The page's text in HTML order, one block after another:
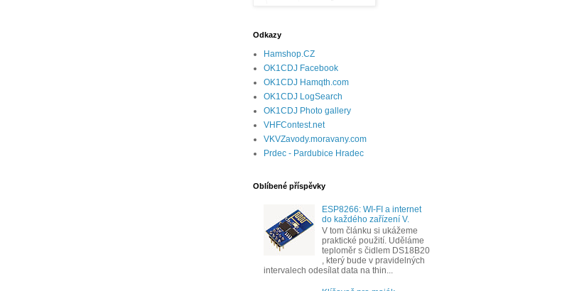
Odkazy
Hamshop.CZ
OK1CDJ Facebook
OK1CDJ Hamqth.com
OK1CDJ LogSearch
OK1CDJ Photo gallery
VHFContest.net
VKVZavody.moravany.com
Prdec - Pardubice Hradec
Oblíbené příspěvky
ESP8266: WI-FI a internet
do každého zařízení V.
V tom článku si ukážeme
praktické použití. Uděláme
teploměr s čidlem DS18B20
, který bude v pravidelných
intervalech odesílat data na thin...